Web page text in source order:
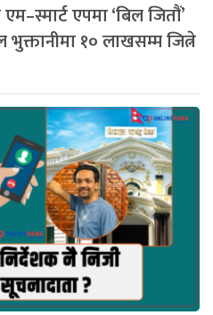
एपमा ‘बिल जितौं’
१० लाखसम्म जित्ने